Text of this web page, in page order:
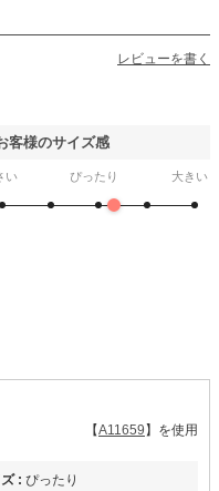
レビューを書く
客様のサイズ感
い ぴったり 大きい
【A11659】を使用
: ぴったり